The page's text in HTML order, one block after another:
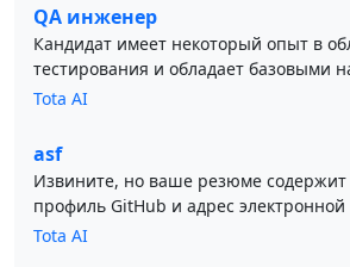
QA инженер
Кандидат имеет некоторый опыт в
тестирования и обладает базовыми
Tota AI
asf
Извините, но ваше резюме содержит
профиль GitHub и адрес электронной
Tota AI